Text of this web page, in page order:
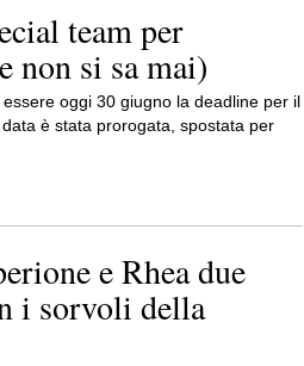
team per
non si sa mai)
oggi 30 giugno la deadline per il
è stata prorogata, spostata per
e Rhea due
i sorvoli della